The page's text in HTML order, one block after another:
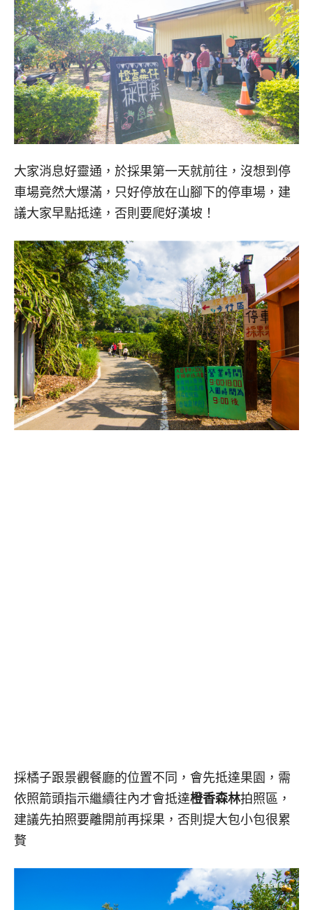
大家消息好靈通，於採果第一天就前往，沒想到停
車場竟然大爆滿，只好停放在山腳下的停車場，建
議大家早點抵達，否則要爬好漢坡！
採橘子跟景觀餐廳的位置不同，會先抵達果園，需
依照箭頭指示繼續往內才會抵達橙香森林拍照區，
建議先拍照要離開前再採果，否則提大包小包很累
贅